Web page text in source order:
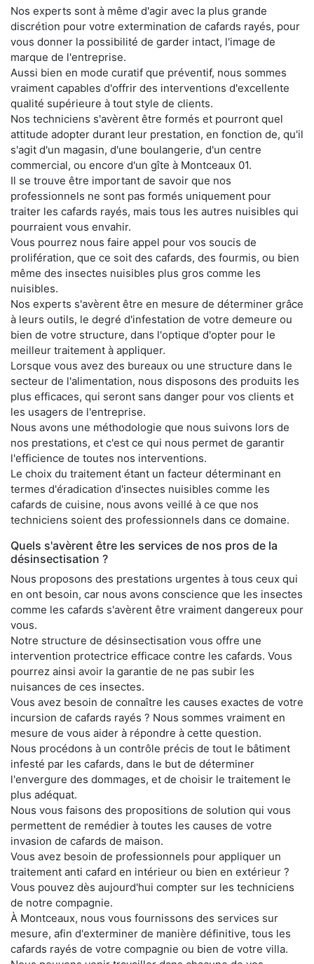
Nos experts sont à même d'agir avec la plus grande
discrétion pour votre extermination de cafards rayés, pour
vous donner la possibilité de garder intact, l'image de
marque de l'entreprise.
Aussi bien en mode curatif que préventif, nous sommes
vraiment capables d'offrir des interventions d'excellente
qualité supérieure à tout style de clients.
Nos techniciens s'avèrent être formés et pourront quel
attitude adopter durant leur prestation, en fonction de, qu'il
s'agit d'un magasin, d'une boulangerie, d'un centre
commercial, ou encore d'un gîte à Montceaux 01.
Il se trouve être important de savoir que nos
professionnels ne sont pas formés uniquement pour
traiter les cafards rayés, mais tous les autres nuisibles qui
pourraient vous envahir.
Vous pourrez nous faire appel pour vos soucis de
prolifération, que ce soit des cafards, des fourmis, ou bien
même des insectes nuisibles plus gros comme les
nuisibles.
Nos experts s'avèrent être en mesure de déterminer grâce
à leurs outils, le degré d'infestation de votre demeure ou
bien de votre structure, dans l'optique d'opter pour le
meilleur traitement à appliquer.
Lorsque vous avez des bureaux ou une structure dans le
secteur de l'alimentation, nous disposons des produits les
plus efficaces, qui seront sans danger pour vos clients et
les usagers de l'entreprise.
Nous avons une méthodologie que nous suivons lors de
nos prestations, et c'est ce qui nous permet de garantir
l'efficience de toutes nos interventions.
Le choix du traitement étant un facteur déterminant en
termes d'éradication d'insectes nuisibles comme les
cafards de cuisine, nous avons veillé à ce que nos
techniciens soient des professionnels dans ce domaine.
Quels s'avèrent être les services de nos pros de la
désinsectisation ?
Nous proposons des prestations urgentes à tous ceux qui
en ont besoin, car nous avons conscience que les insectes
comme les cafards s'avèrent être vraiment dangereux pour
vous.
Notre structure de désinsectisation vous offre une
intervention protectrice efficace contre les cafards. Vous
pourrez ainsi avoir la garantie de ne pas subir les
nuisances de ces insectes.
Vous avez besoin de connaître les causes exactes de votre
incursion de cafards rayés ? Nous sommes vraiment en
mesure de vous aider à répondre à cette question.
Nous procédons à un contrôle précis de tout le bâtiment
infesté par les cafards, dans le but de déterminer
l'envergure des dommages, et de choisir le traitement le
plus adéquat.
Nous vous faisons des propositions de solution qui vous
permettent de remédier à toutes les causes de votre
invasion de cafards de maison.
Vous avez besoin de professionnels pour appliquer un
traitement anti cafard en intérieur ou bien en extérieur ?
Vous pouvez dès aujourd'hui compter sur les techniciens
de notre compagnie.
À Montceaux, nous vous fournissons des services sur
mesure, afin d'exterminer de manière définitive, tous les
cafards rayés de votre compagnie ou bien de votre villa.